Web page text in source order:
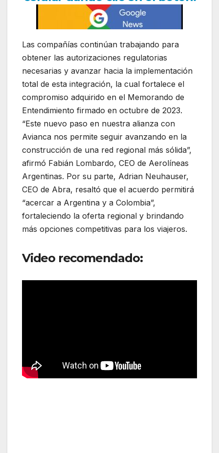
Las compañías continúan trabajando para
obtener las autorizaciones regulatorias
necesarias y avanzar hacia la implementación
total de esta integración, la cual fortalece el
compromiso adquirido en el Memorando de
Entendimiento firmado en octubre de 2023.
“Este nuevo paso en nuestra alianza con
Avianca nos permite seguir avanzando en la
construcción de una red regional más sólida”,
afirmó Fabián Lombardo, CEO de Aerolíneas
Argentinas. Por su parte, Adrian Neuhauser,
CEO de Abra, resaltó que el acuerdo permitirá
“acercar a Argentina y a Colombia”,
fortaleciendo la oferta regional y brindando
más opciones competitivas para los viajeros.
Video recomendado: